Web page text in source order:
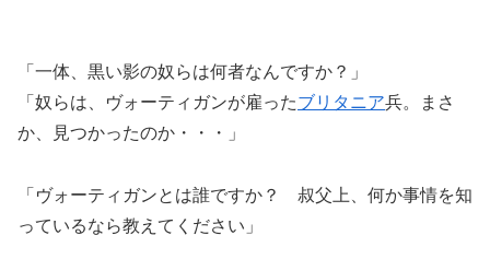
「一体、黒い影の奴らは何者なんですか？」
「奴らは、ヴォーティガンが雇ったブリタニア兵。まさ
か、見つかったのか・・・」
「ヴォーティガンとは誰ですか？ 叔父上、何か事情を知
っているなら教えてください」